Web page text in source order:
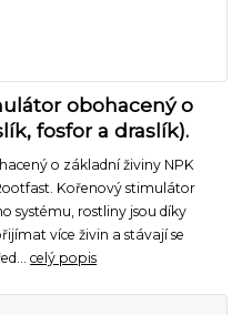
obohacený o
fosfor a draslík).
o základní živiny NPK
Kořenový stimulátor
systému, rostliny jsou díky
více živin a stávají se
celý popis